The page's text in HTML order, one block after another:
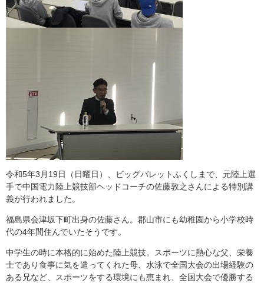
令和5年3月19日（日曜日）、ビッグパレットふくしまで、元陸上選
手で中国電力陸上競技部ヘッドコーチの佐藤敦之さんによる特別講
義が行われました。
福島県会津坂下町出身の佐藤さん。郡山市にも幼稚園から小学校時
代の4年間住んでいたそうです。
中学生の時に本格的に始めた陸上競技。スポーツに熱心な父、栄養
士であり食事に気を遣ってくれた母、水泳で全国大会の出場経験の
ある兄など、スポーツをする環境にも恵まれ、全国大会で優勝する